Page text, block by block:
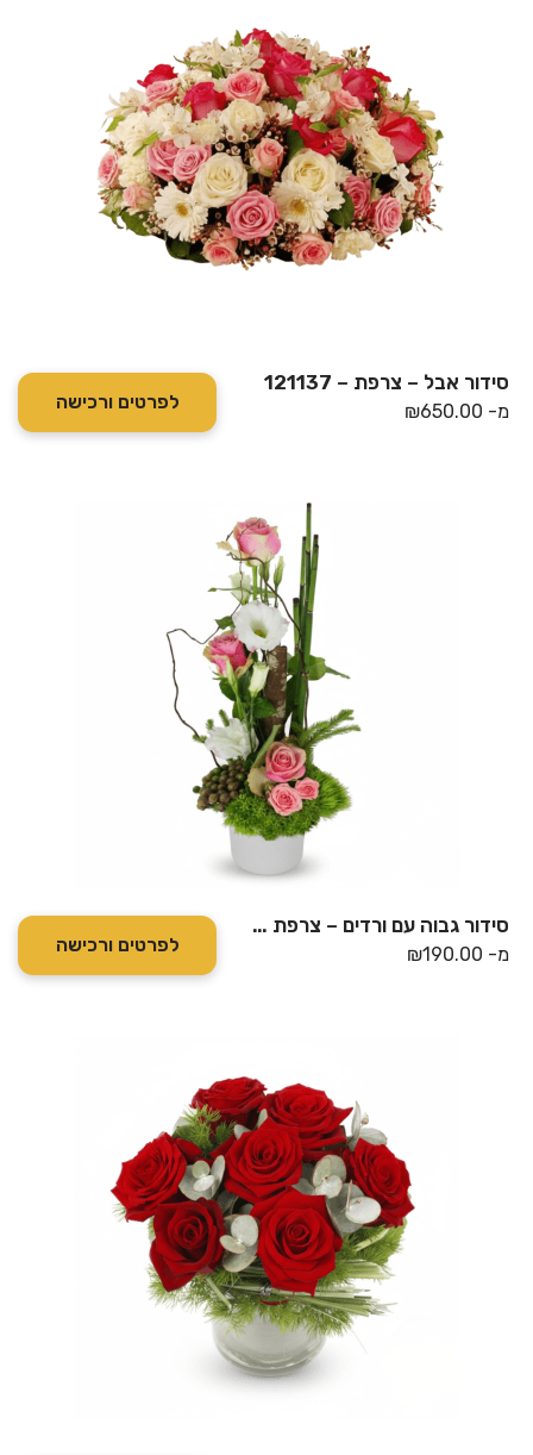
סידור אבל – צרפת – 121137
מ- ₪650.00 לפרטים ורכישה
סידור גבוה עם ורדים – צרפת – WB3720
מ- ₪190.00 לפרטים ורכישה